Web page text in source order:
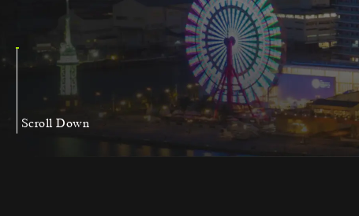
Scroll Down